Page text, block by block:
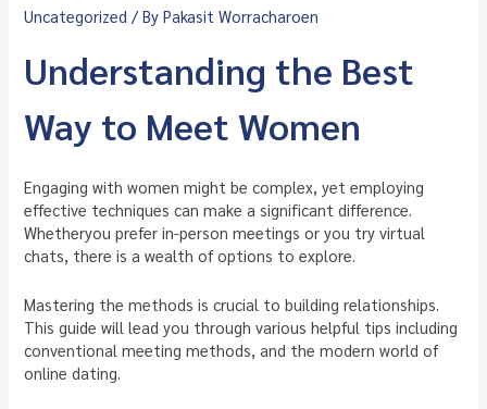
Uncategorized / ByPakasit Worracharoen
Understanding the Best
Way to Meet Women
Engaging with women might be complex, yet employing
effective techniques can make a significant difference.
Whetheryou prefer in-person meetings or you try virtual
chats, there is a wealth of options to explore.
Mastering the methods is crucial to building relationships.
This guide will lead you through various helpful tips including
conventional meeting methods, and the modern world of
online dating.